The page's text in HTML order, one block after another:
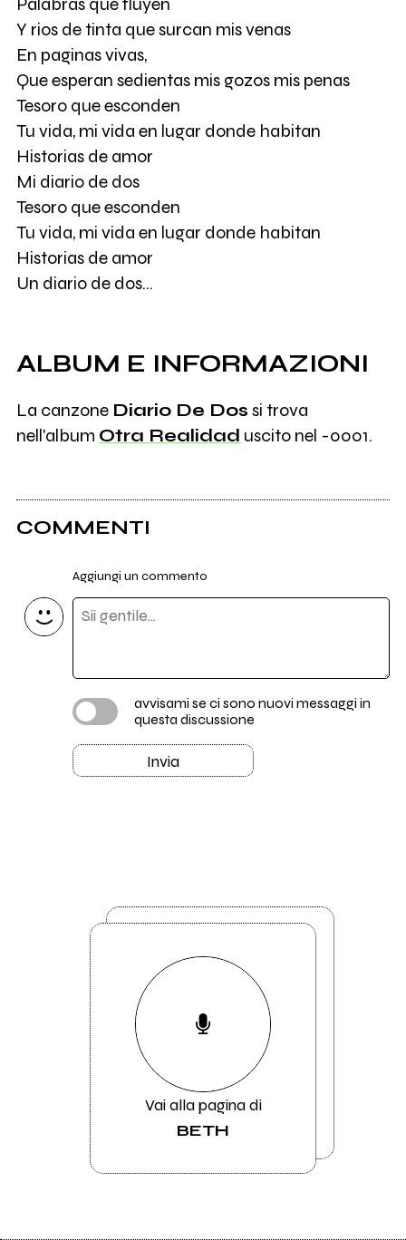
Palabras que fluyen
Y rios de tinta que surcan mis venas
En paginas vivas,
Que esperan sedientas mis gozos mis penas
Tesoro que esconden
Tu vida, mi vida en lugar donde habitan
Historias de amor
Mi diario de dos
Tesoro que esconden
Tu vida, mi vida en lugar donde habitan
Historias de amor
Un diario de dos...
ALBUM E INFORMAZIONI
La canzone Diario De Dos si trova
nell'album Otra Realidad uscito nel -0001.
COMMENTI
Aggiungi un commento
avvisami se ci sono nuovi messaggi in
questa discussione
Invia
Vai alla pagina di
BETH